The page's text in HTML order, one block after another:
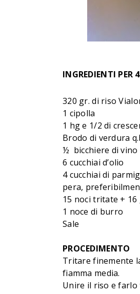
INGREDIENTI PER
320 gr. di riso
1 cipolla
1 hg e 1/2 di
Brodo di verdura
½ bicchiere di vino
6 cucchiai d’olio
4 cucchiai di
pera,
15 noci tritate +
1 noce di burro
Sale
PROCEDIMENTO
Tritare finemente
fiamma media.
Unire il riso e farlo